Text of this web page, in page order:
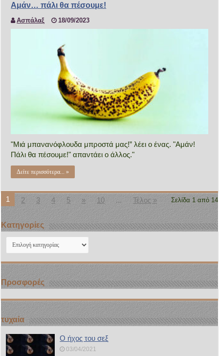
Αμάν… πάλι θα πέσουμε!
Ασπάλαξ 18/09/2023
"Μιά μπανανόφλουδα μπροστά μας!” λέει ο ένας. "Αμάν!
Πάλι θα πέσουμε!" απαντάει ο άλλος."
Δείτε περισσότερα... »
Σελίδα 1 από 14
1 2 3 4 5 » 10 ... Τέλος »
Kατηγορίες
Kατηγορίες
Προσφορές
τυχαία
Ο ήχος του σεξ
03/04/2021